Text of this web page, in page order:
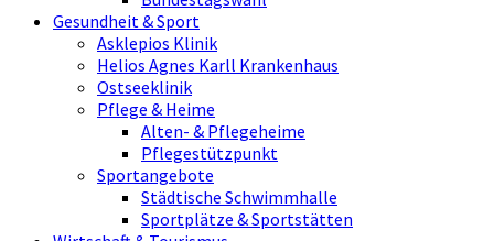
Gesundheit & Sport
Asklepios Klinik
Helios Agnes Karll Krankenhaus
Ostseeklinik
Pflege & Heime
Alten- & Pflegeheime
Pflegestützpunkt
Sportangebote
Städtische Schwimmhalle
Sportplätze & Sportstätten